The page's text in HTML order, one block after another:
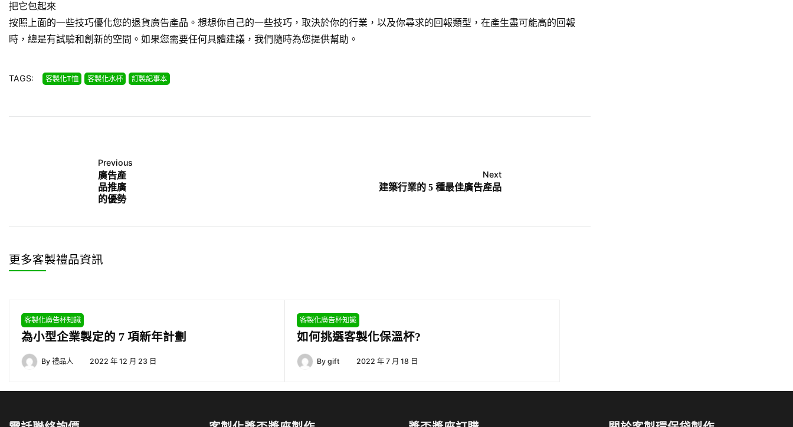
把它包起來
按照上面的一些技巧優化您的退貨廣告產品。想想你自己的一些技巧，取決於你的行業，以及你尋求的回報類型，在產生盡可能高的回報
時，總是有試驗和創新的空間。如果您需要任何具體建議，我們隨時為您提供幫助。
TAGS: 客製化T恤 客製化水杯 訂製記事本
Previous
廣告產
品推廣
的優勢
Next
建築行業的 5 種最佳廣告產品
更多客製禮品資訊
客製化廣告杯知識
為小型企業製定的 7 項新年計劃
By 禮品人 2022 年 12 月 23 日
客製化廣告杯知識
如何挑選客製化保溫杯?
By gift 2022 年 7 月 18 日